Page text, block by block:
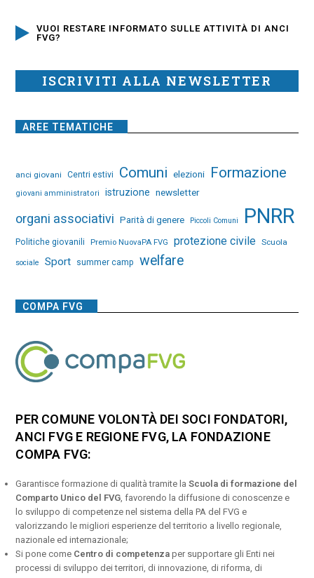
VUOI RESTARE INFORMATO SULLE ATTIVITÀ DI ANCI
FVG?
ISCRIVITI ALLA NEWSLETTER
AREE TEMATICHE
anci giovani Centri estivi Comuni elezioni Formazione
giovani amministratori istruzione newsletter
organi associativi Parità di genere Piccoli Comuni PNRR
Politiche giovanili Premio NuovaPA FVG protezione civile Scuola
sociale Sport summer camp welfare
COMPA FVG
PER COMUNE VOLONTÀ DEI SOCI FONDATORI,
ANCI FVG E REGIONE FVG, LA FONDAZIONE
COMPA FVG:
Garantisce formazione di qualità tramite laScuola di formazione del
Comparto Unico del FVG , favorendo la diffusione di conoscenze e
lo sviluppo di competenze nel sistema della PA del FVG e
valorizzando le migliori esperienze del territorio a livello regionale,
nazionale ed internazionale;
Si pone come Centro di competenza per supportare gli Enti nei
processi di sviluppo dei territori, di innovazione, di riforma, di